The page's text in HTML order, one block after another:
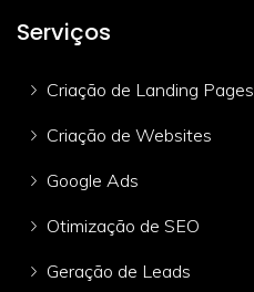
Serviços
Criação de Landing Pages
Criação de Websites
Google Ads
Otimização de SEO
Geração de Leads